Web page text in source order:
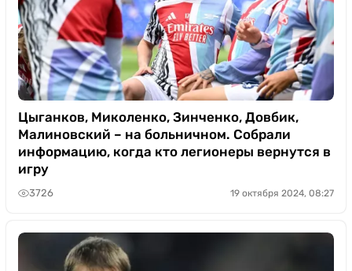
Цыганков, Миколенко, Зинченко, Довбик,
Малиновский – на больничном. Собрали
информацию, когда кто легионеры вернутся в
игру
3726 19 октября 2024, 08:27